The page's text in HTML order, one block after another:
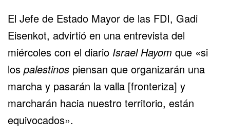
El Jefe de Estado Mayor de las FDI, Gadi
Eisenkot, advirtió en una entrevista del
miércoles con el diario Israel Hayom que «si
los palestinos piensan que organizarán una
marcha y pasarán la valla [fronteriza] y
marcharán hacia nuestro territorio, están
equivocados».